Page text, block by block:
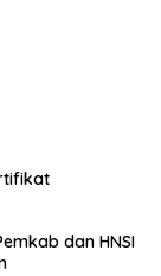
dan HNSI